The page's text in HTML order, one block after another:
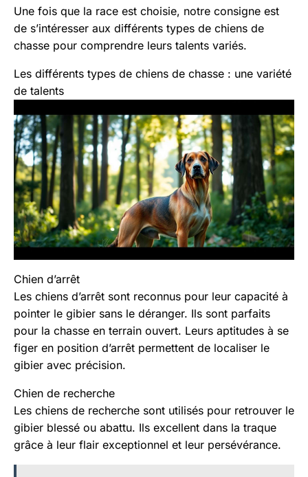
Une fois que la race est choisie, notre consigne est
de s’intéresser aux différents types de chiens de
chasse pour comprendre leurs talents variés.
Les différents types de chiens de chasse : une variété
de talents
Chien d’arrêt
Les chiens d’arrêt sont reconnus pour leur capacité à
pointer le gibier sans le déranger. Ils sont parfaits
pour la chasse en terrain ouvert. Leurs aptitudes à se
figer en position d’arrêt permettent de localiser le
gibier avec précision.
Chien de recherche
Les chiens de recherche sont utilisés pour retrouver le
gibier blessé ou abattu. Ils excellent dans la traque
grâce à leur flair exceptionnel et leur persévérance.